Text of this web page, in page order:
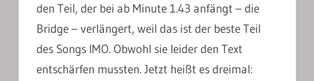
den Teil, der bei ab Minute 1.43 anfängt – die
Bridge – verlängert, weil das ist der beste Teil
des Songs IMO. Obwohl sie leider den Text
entschärfen mussten. Jetzt heißt es dreimal: